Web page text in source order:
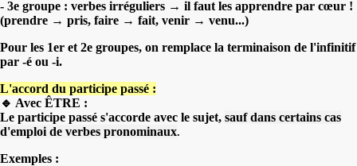
- 3e groupe : verbes irréguliers → il faut les apprendre par cœur !
(prendre → pris, faire → fait, venir → venu...)
Pour les 1er et 2e groupes, on remplace la terminaison de l'infinitif
par -é ou -i.
L'accord du participe passé :
🔹 Avec ÊTRE :
Le participe passé s'accorde avec le sujet, sauf dans certains cas
d'emploi de verbes pronominaux.
Exemples :